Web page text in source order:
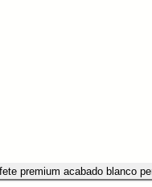
premium acabado blanco